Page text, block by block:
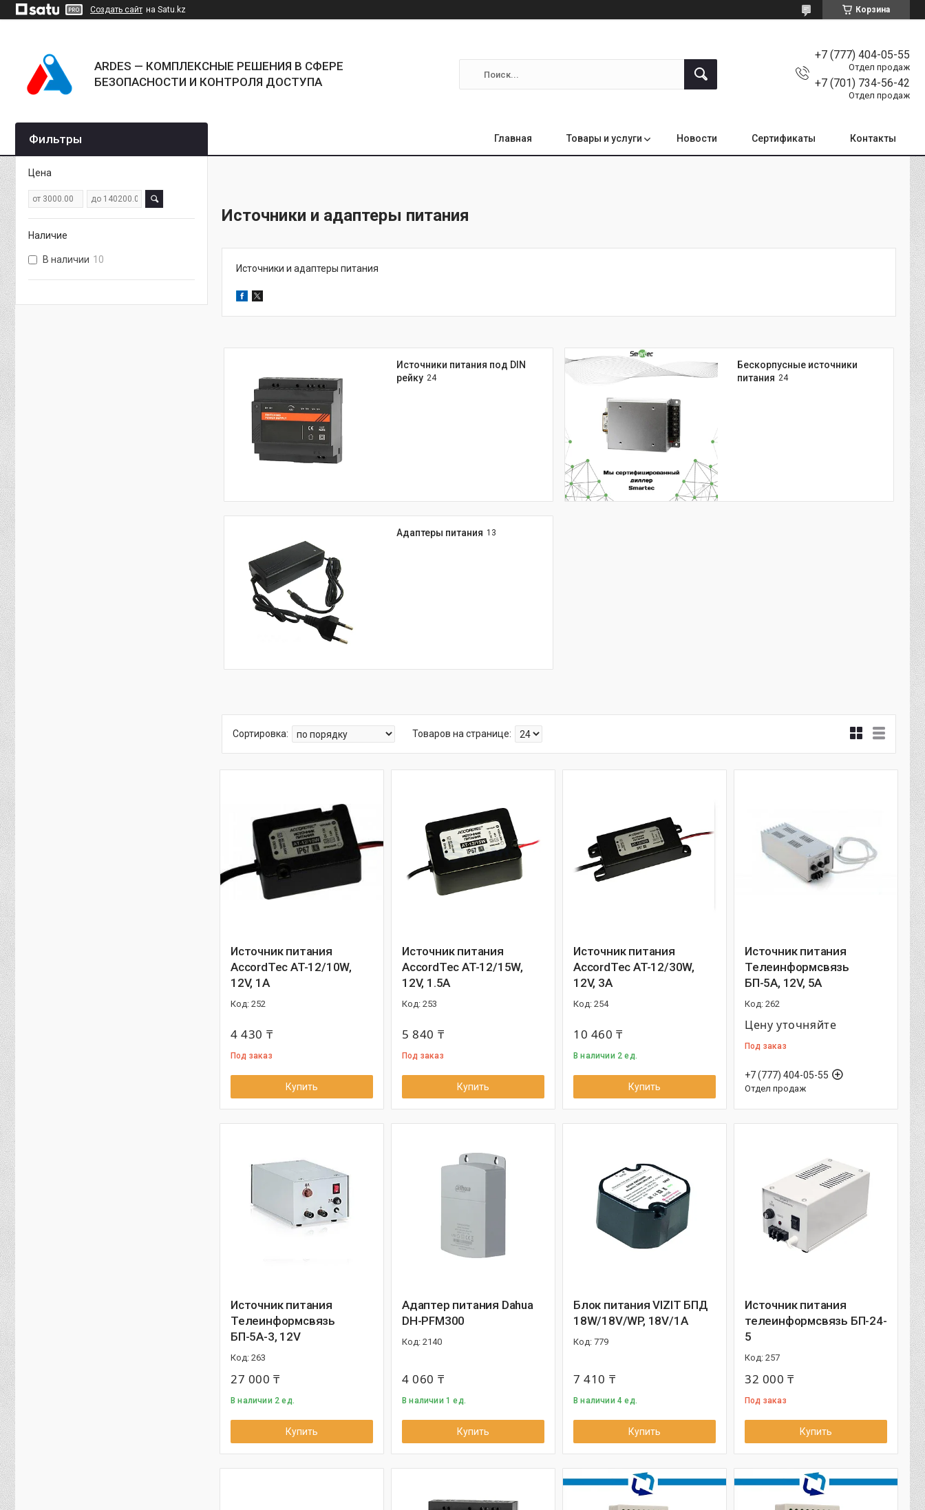
Создать сайт на Satu.kz Корзина
ARDES — КОМПЛЕКСНЫЕ РЕШЕНИЯ В СФЕРЕ
БЕЗОПАСНОСТИ И КОНТРОЛЯ ДОСТУПА
+7 (777) 404-05-55
Отдел продаж
+7 (701) 734-56-42
Отдел продаж
Главная Товары и услуги Новости Сертификаты Контакты
Источники и адаптеры питания
Источники и адаптеры питания
Источники питания под DIN
рейку 24
Бескорпусные источники
питания 24
Адаптеры питания 13
Источник питания
AccordTec AT-12/10W,
12V, 1A
252
4 430 ₸
Под заказ
Купить
Источник питания
AccordTec AT-12/15W,
12V, 1.5A
253
5 840 ₸
Под заказ
Купить
Источник питания
AccordTec AT-12/30W,
12V, 3A
254
10 460 ₸
В наличии 2 ед.
Купить
Источник питания
Телеинформсвязь
БП-5А, 12V, 5A
262
Цену уточняйте
Под заказ
+7 (777) 404-05-55
Отдел продаж
Источник питания
Телеинформсвязь
БП-5А-3, 12V
263
27 000 ₸
В наличии 2 ед.
Купить
Адаптер питания Dahua
DH-PFM300
2140
4 060 ₸
В наличии 1 ед.
Купить
Блок питания VIZIT БПД
18W/18V/WP, 18V/1А
779
7 410 ₸
В наличии 4 ед.
Купить
Источник питания
телеинформсвязь БП-24-
5
257
32 000 ₸
Под заказ
Купить
Фильтры
Цена
Наличие
В наличии 10